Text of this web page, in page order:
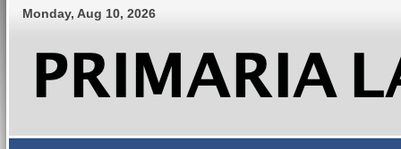
Monday, Aug 10, 2026